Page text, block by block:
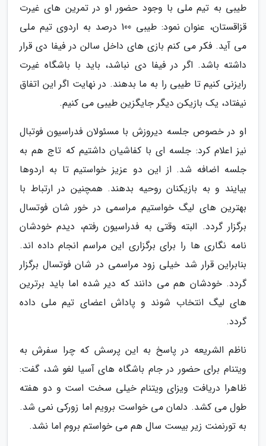
طیبی به تیم ملی با وجود حضور او در تمرین های غیرت
قزاقستان، عنوان نمود: طیبی 100 درصد به اردوی تیم ملی
می آید. فکر می کنم بازی های داخل سالن در فیفا دی قرار
داشته باشد. اگر در فیفا دی نباشد، باید با باشگاه غیرت
رایزنی کنیم تا طیبی را به ما بدهند. در نهایت اگر این اتفاق
نیفتاد، یک بازیکن دیگر جایگزین طیبی می کنیم.
او در خصوص جلسه دیروزش با مسئولان فدراسیون فوتبال
نیز اعلام کرد: جلسه ای با کفاشیان داشتیم که تاج هم به
جلسه اضافه شد. از این دو عزیز خواستیم تا به اردوها
بیایند و به بازیکنان روحیه بدهند. همچنین در ارتباط با
بهترین های لیگ خواستیم مراسمی در خور شان فوتسال
برگزار گردد. البته وقتی به فدراسیون رفتم، دیدم خودشان
نامه نگاری ها را برای برگزاری این مراسم انجام داده اند.
بنابراین قرار شد خیلی زود مراسمی در شان فوتسال برگزار
گردد. خودشان هم می دانند که دیر شده اما باید برترین
های لیگ انتخاب شوند و پاداش اعضای تیم ملی داده
گردد.
ناظم الشریعه در پاسخ به این پرسش که چرا سفرش به
ویتنام برای حضور در جام باشگاه های آسیا لغو شد، گفت:
ظاهرا دریافت ویزای ویتنام خیلی سخت است و دو هفته
طول می کشد. دلمان می خواست برویم اما زورکی نمی شد.
به تورنمنت زیر بیست سال هم می خواستم بروم اما نشد.